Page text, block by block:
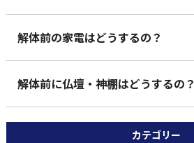
解体前の家電はどうするの？
解体前に仏壇・神棚はどうするの？
カテゴリー